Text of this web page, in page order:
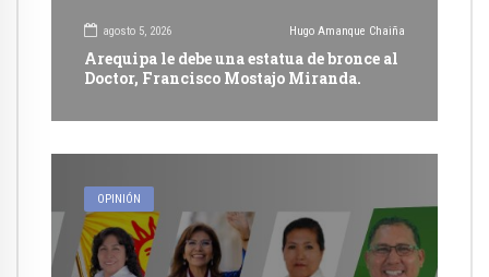
agosto 5, 2026 Hugo Amanque Chaiña
Arequipa le debe una estatua de bronce al
Doctor, Francisco Mostajo Miranda.
OPINIÓN